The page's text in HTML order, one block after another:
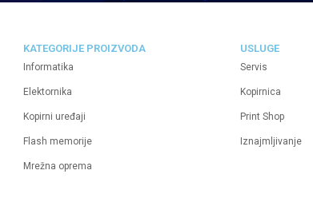
KATEGORIJE PROIZVODA
Informatika
Elektornika
Kopirni uređaji
Flash memorije
Mrežna oprema
USLUGE
Servis
Kopirnica
Print Shop
Iznajmljivanje